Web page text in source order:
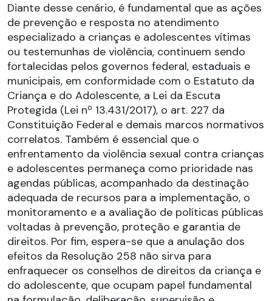
Diante desse cenário, é fundamental que as ações
de prevenção e resposta no atendimento
especializado a crianças e adolescentes vítimas
ou testemunhas de violência, continuem sendo
fortalecidas pelos governos federal, estaduais e
municipais, em conformidade com o Estatuto da
Criança e do Adolescente, a Lei da Escuta
Protegida (Lei nº 13.431/2017), o art. 227 da
Constituição Federal e demais marcos normativos
correlatos. Também é essencial que o
enfrentamento da violência sexual contra crianças
e adolescentes permaneça como prioridade nas
agendas públicas, acompanhado da destinação
adequada de recursos para a implementação, o
monitoramento e a avaliação de políticas públicas
voltadas à prevenção, proteção e garantia de
direitos. Por fim, espera-se que a anulação dos
efeitos da Resolução 258 não sirva para
enfraquecer os conselhos de direitos da criança e
do adolescente, que ocupam papel fundamental